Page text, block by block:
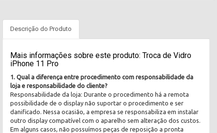
Descrição do Produto
Mais informações sobre este produto: Troca de Vidro
iPhone 11 Pro
1. Qual a diferença entre procedimento com responsabilidade da
loja e responsabilidade do cliente?
Responsabilidade da loja: Durante o procedimento há a remota
possibilidade de o display não suportar o procedimento e ser
danificado. Nessa ocasião, a empresa se responsabiliza em instalar
outro display compatível com o aparelho sem alteração dos custos.
Em alguns casos, não possuímos peças de reposição a pronta